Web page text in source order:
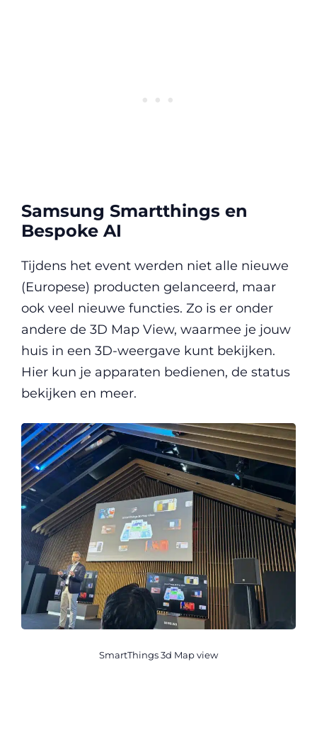
Samsung Smartthings en
Bespoke AI
Tijdens het event werden niet alle nieuwe
(Europese) producten gelanceerd, maar
ook veel nieuwe functies. Zo is er onder
andere de 3D Map View, waarmee je jouw
huis in een 3D-weergave kunt bekijken.
Hier kun je apparaten bedienen, de status
bekijken en meer.
SmartThings 3d Map view